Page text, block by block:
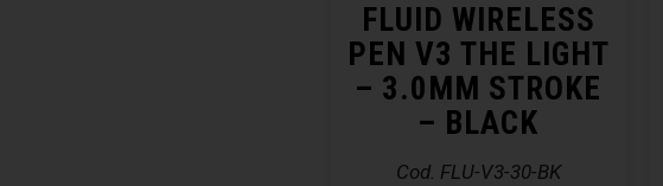
FLUID WIRELESS
PEN V3 THE LIGHT
– 3.0MM STROKE
– BLACK
Cod. FLU-V3-30-BK